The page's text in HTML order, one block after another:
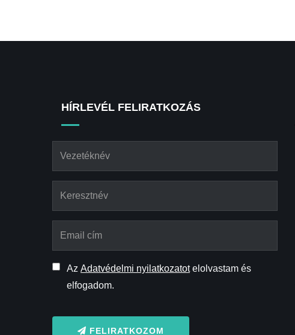
HÍRLEVÉL FELIRATKOZÁS
Az Adatvédelmi nyilatkozatotelolvastam és
elfogadom.
FELIRATKOZOM